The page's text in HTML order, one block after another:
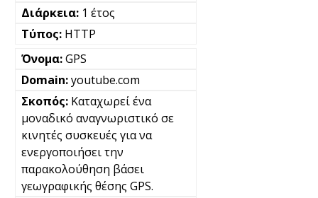
1 έτος
HTTP
GPS
youtube.com
Καταχωρεί ένα
μοναδικό αναγνωριστικό σε
κινητές συσκευές για να
ενεργοποιήσει την
παρακολούθηση βάσει
γεωγραφικής θέσης GPS.